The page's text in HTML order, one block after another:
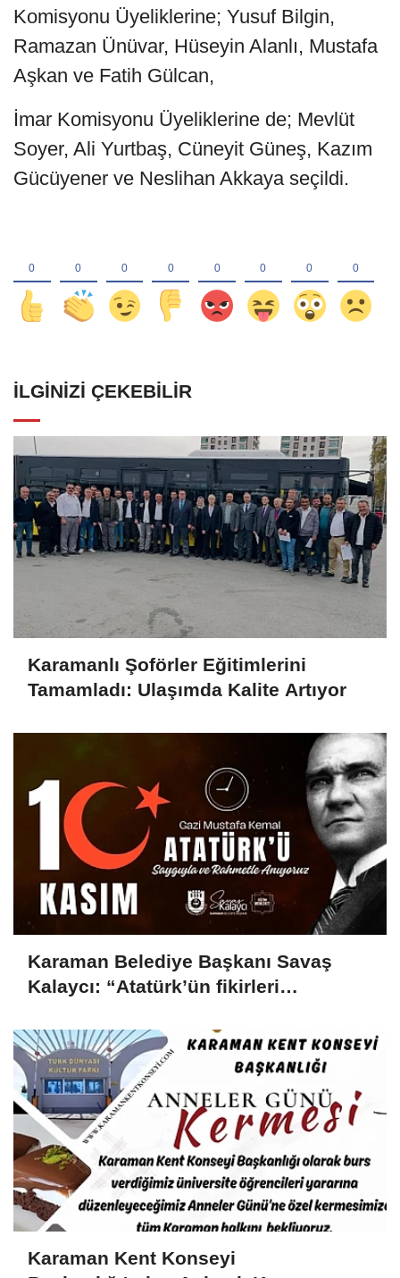
Komisyonu Üyeliklerine; Yusuf Bilgin,
Ramazan Ünüvar, Hüseyin Alanlı, Mustafa
Aşkan ve Fatih Gülcan,
İmar Komisyonu Üyeliklerine de; Mevlüt
Soyer, Ali Yurtbaş, Cüneyit Güneş, Kazım
Gücüyener ve Neslihan Akkaya seçildi.
İLGINIZI ÇEKEBILIR
Karamanlı Şoförler Eğitimlerini
Tamamladı: Ulaşımda Kalite Artıyor
Karaman Belediye Başkanı Savaş
Kalaycı: “Atatürk’ün fikirleri
devam ediyor”
Karaman Kent Konseyi